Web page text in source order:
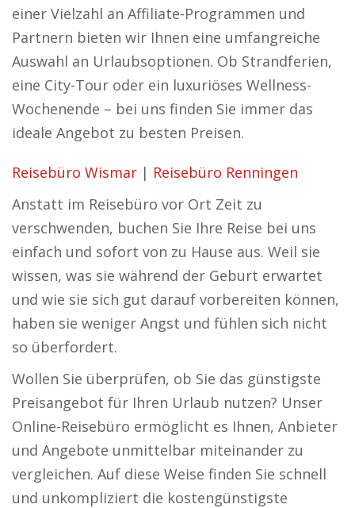
einer Vielzahl an Affiliate-Programmen und
Partnern bieten wir Ihnen eine umfangreiche
Auswahl an Urlaubsoptionen. Ob Strandferien,
eine City-Tour oder ein luxuriöses Wellness-
Wochenende – bei uns finden Sie immer das
ideale Angebot zu besten Preisen.
Reisebüro Wismar | Reisebüro Renningen
Anstatt im Reisebüro vor Ort Zeit zu
verschwenden, buchen Sie Ihre Reise bei uns
einfach und sofort von zu Hause aus. Weil sie
wissen, was sie während der Geburt erwartet
und wie sie sich gut darauf vorbereiten können,
haben sie weniger Angst und fühlen sich nicht
so überfordert.
Wollen Sie überprüfen, ob Sie das günstigste
Preisangebot für Ihren Urlaub nutzen? Unser
Online-Reisebüro ermöglicht es Ihnen, Anbieter
und Angebote unmittelbar miteinander zu
vergleichen. Auf diese Weise finden Sie schnell
und unkompliziert die kostengünstigste